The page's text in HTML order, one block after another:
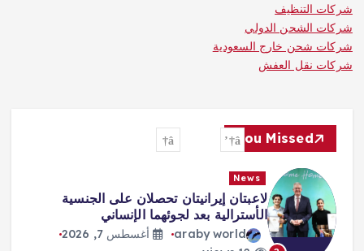
شركات التنظيف
شركات الشحن الدولي
شركات شحن خارج السعودية
شركات نقل العفش
You Missed
News
لاعبتان إيرانيتان تحصلان على الجنسية
الأسترالية بعد لجوئهما الإنساني
araby world
أغسطس 7, 2026